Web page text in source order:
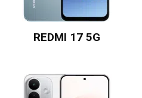
REDMI 17 5G